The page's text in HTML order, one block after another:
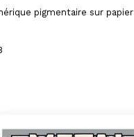
pigmentaire sur papier